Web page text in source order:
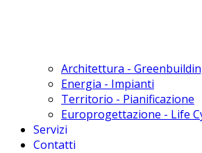
Architettura -
Energia - Impianti
Territorio - Pianificazione
Europrogettazione - Life
Servizi
Contatti